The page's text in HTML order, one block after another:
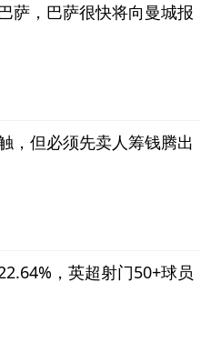
萨，巴萨很快将向曼城报
，但必须先卖人筹钱腾出
，英超射门50+球员